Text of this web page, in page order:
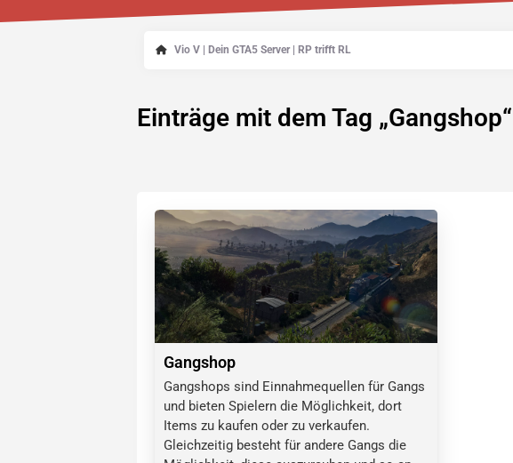
Vio V | Dein GTA5 Server | RP trifft RL
Einträge mit dem Tag „Gangshop“
Gangshop
Gangshops sind Einnahmequellen für Gangs
und bieten Spielern die Möglichkeit, dort
Items zu kaufen oder zu verkaufen.
Gleichzeitig besteht für andere Gangs die